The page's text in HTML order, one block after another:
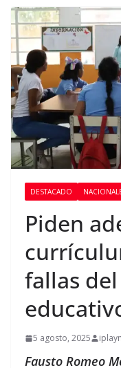
DESTACADO
Piden
fallas
5 agosto, 2025
Fausto Romeo